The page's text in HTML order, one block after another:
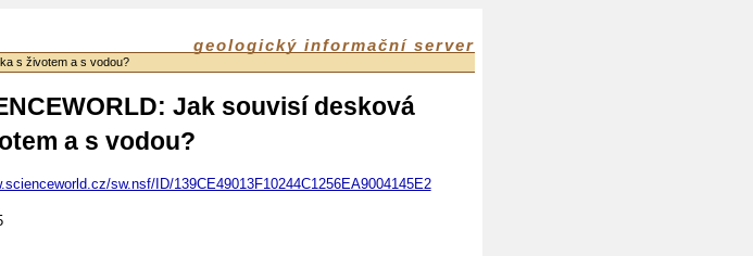
geologický informační server
s životem a s vodou?
Jak souvisí desková
a s vodou?
sw.nsf/ID/139CE49013F10244C1256EA9004145E2